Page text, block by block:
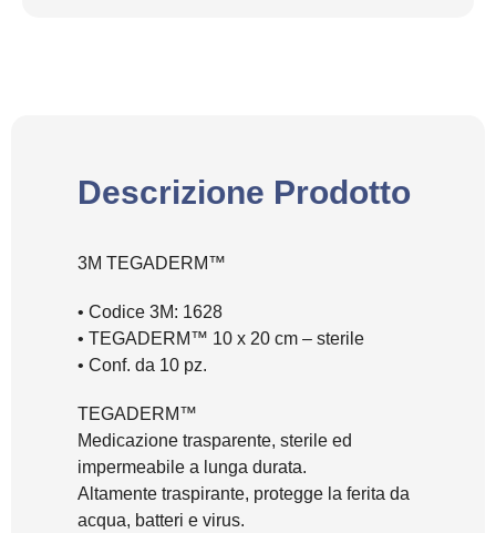
Descrizione Prodotto
3M TEGADERM™
• Codice 3M: 1628
• TEGADERM™ 10 x 20 cm – sterile
• Conf. da 10 pz.
TEGADERM™
Medicazione trasparente, sterile ed
impermeabile a lunga durata.
Altamente traspirante, protegge la ferita da
acqua, batteri e virus.